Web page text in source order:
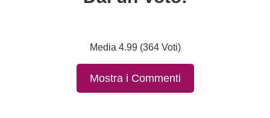
Media 4.99 (364 Voti)
Mostra i Commenti